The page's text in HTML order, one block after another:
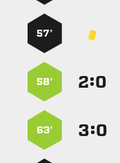
57’
:
58’
:
63’